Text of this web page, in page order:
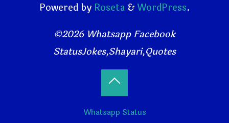
Powered byRoseta & WordPress.
©2026 Whatsapp Facebook
StatusJokes,Shayari,Quotes
Whatsapp Status
Back